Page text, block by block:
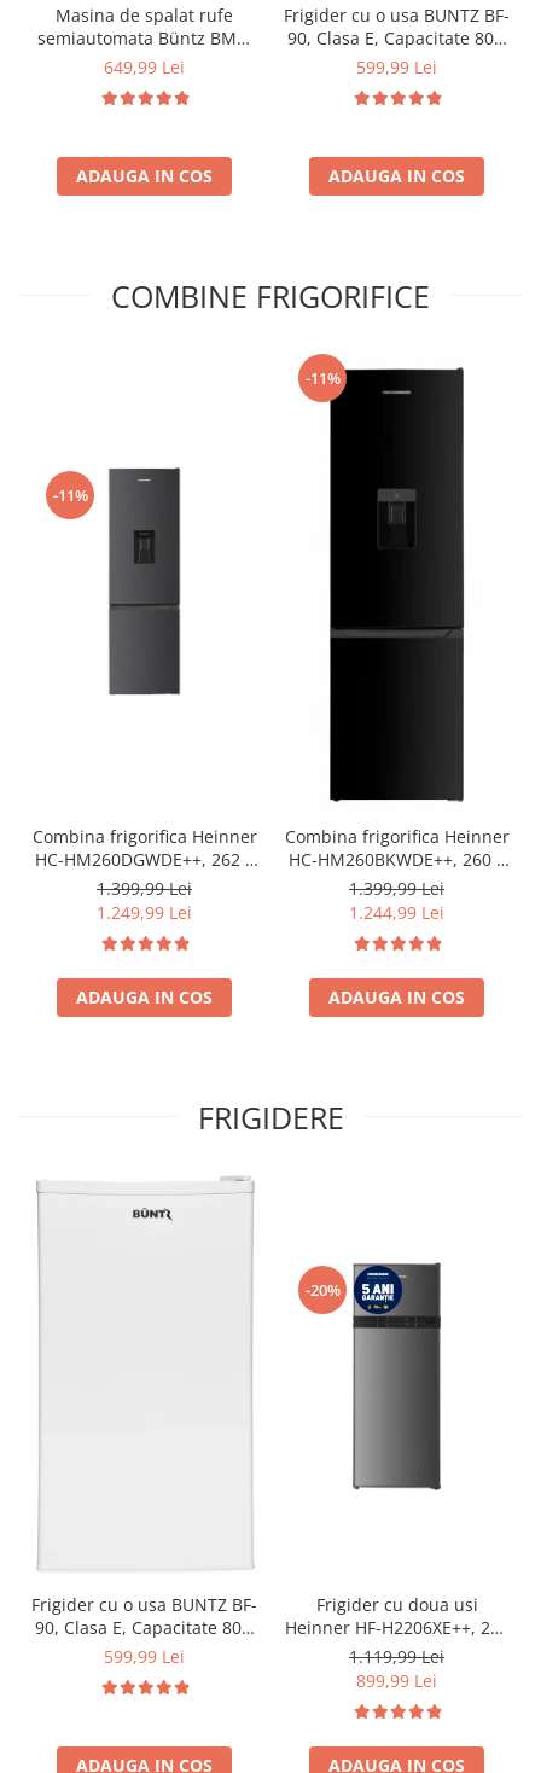
Masina de spalat rufe
semiautomata Büntz BMS-
72, 7 Kg, Capacitate rufe
Alb/Albastru
649,99 Lei
ADAUGA IN COS
Frigider cu o usa BUNTZ BF-
90, Clasa E, Capacitate 80L,
Iluminare interioara,
cm, Alb
599,99 Lei
ADAUGA IN COS
COMBINE FRIGORIFICE
-11%
Combina frigorifica Heinner
HC-HM260DGWDE++, 262 l,
Clasa E, Dozator de apa,
Control electronic cu
LED, 3 rafturi din sticla
frigider, 3 sertare
congelator, Usa reversibila
1.399,99 Lei
1.249,99 Lei
ADAUGA IN COS
-11%
Combina frigorifica Heinner
HC-HM260BKWDE++, 260 l,
Clasa E, Lumina LED,
Dozator de apa, Usi
1.399,99 Lei
1.244,99 Lei
ADAUGA IN COS
FRIGIDERE
Frigider cu o usa BUNTZ BF-
90, Clasa E, Capacitate 80L,
Iluminare interioara,
cm, Alb
599,99 Lei
ADAUGA IN COS
-20%
Frigider cu doua usi
Heinner HF-H2206XE++, 206
l, Clasa E, lumina LED, 3
rafturi de sticla, H 143 cm,
Inox
1.119,99 Lei
899,99 Lei
ADAUGA IN COS